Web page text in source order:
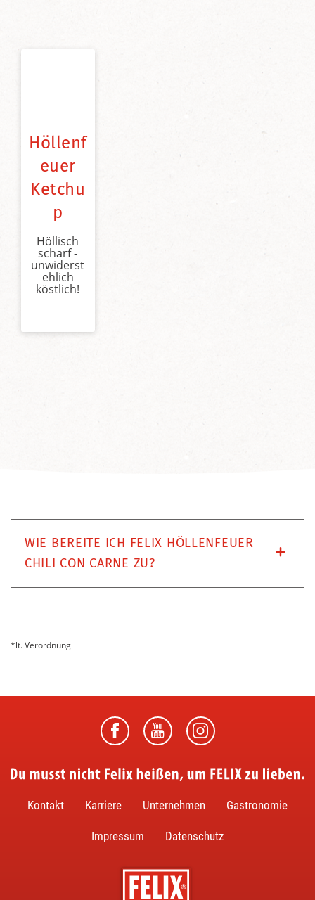
Höllenf
euer
Ketchu
p
Höllisch
scharf -
unwiderst
ehlich
köstlich!
WIE BEREITE ICH FELIX HÖLLENFEUER
CHILI CON CARNE ZU?
*lt. Verordnung
Du musst nicht Felix heißen, um FELIX zu lieben.
Kontakt Karriere Unternehmen Gastronomie
Impressum Datenschutz